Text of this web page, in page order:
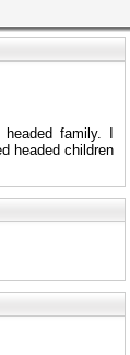
family. I
headed children